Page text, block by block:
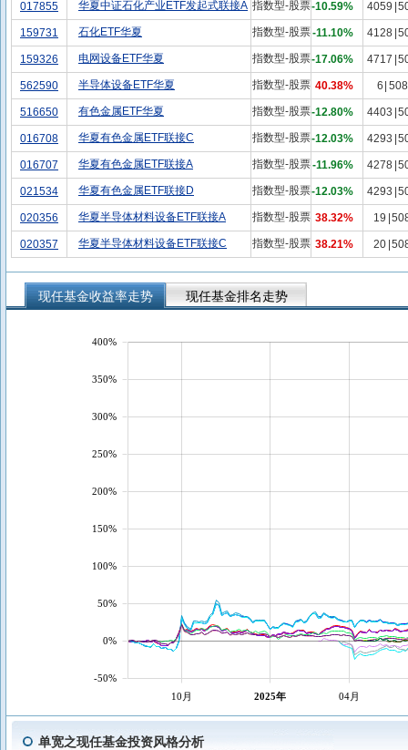
017855 华夏中证石化产业ETF发起式联接A 指数型-股票-10.59% 4059
159731 石化ETF华夏 指数型-股票-11.10% 4128
159326 电网设备ETF华夏 指数型-股票-17.06% 4717
562590 半导体设备ETF华夏 指数型-股票 40.38% 6
516650 有色金属ETF华夏 指数型-股票-12.80% 4403
016708 华夏有色金属ETF联接C 指数型-股票-12.03% 4293
016707 华夏有色金属ETF联接A 指数型-股票-11.96% 4278
021534 华夏有色金属ETF联接D 指数型-股票-12.03% 4293
020356 华夏半导体材料设备ETF联接A 指数型-股票 38.32% 19
020357 华夏半导体材料设备ETF联接C 指数型-股票 38.21% 20
现任基金收益率走势 现任基金排名走势
10月 2025年 04月
-50%
0%
50%
100%
150%
200%
250%
300%
350%
400%
单宽之现任基金投资风格分析